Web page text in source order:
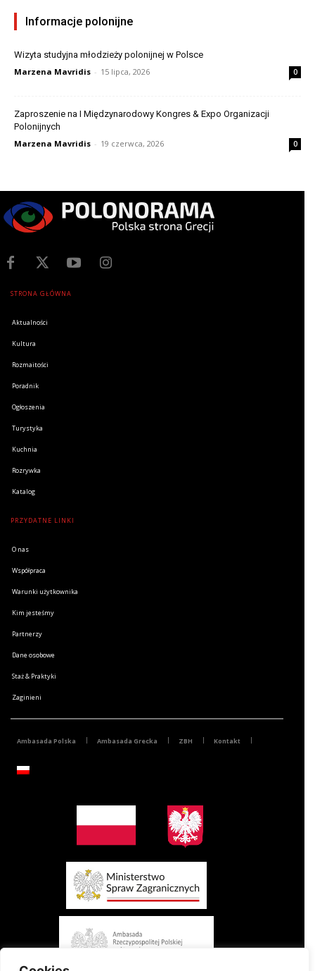
Informacje polonijne
Wizyta studyjna młodzieży polonijnej w Polsce
Marzena Mavridis - 15 lipca, 2026 0
Zaproszenie na I Międzynarodowy Kongres & Expo Organizacji
Polonijnych
Marzena Mavridis - 19 czerwca, 2026 0
STRONA GŁÓWNA
Aktualności
Kultura
Rozmaitości
Poradnik
Ogłoszenia
Turystyka
Kuchnia
Rozrywka
Katalog
PRZYDATNE LINKI
O nas
Współpraca
Warunki użytkownika
Kim jesteśmy
Partnerzy
Dane osobowe
Staż & Praktyki
Zaginieni
Ambasada Polska Ambasada Grecka ZBH Kontakt